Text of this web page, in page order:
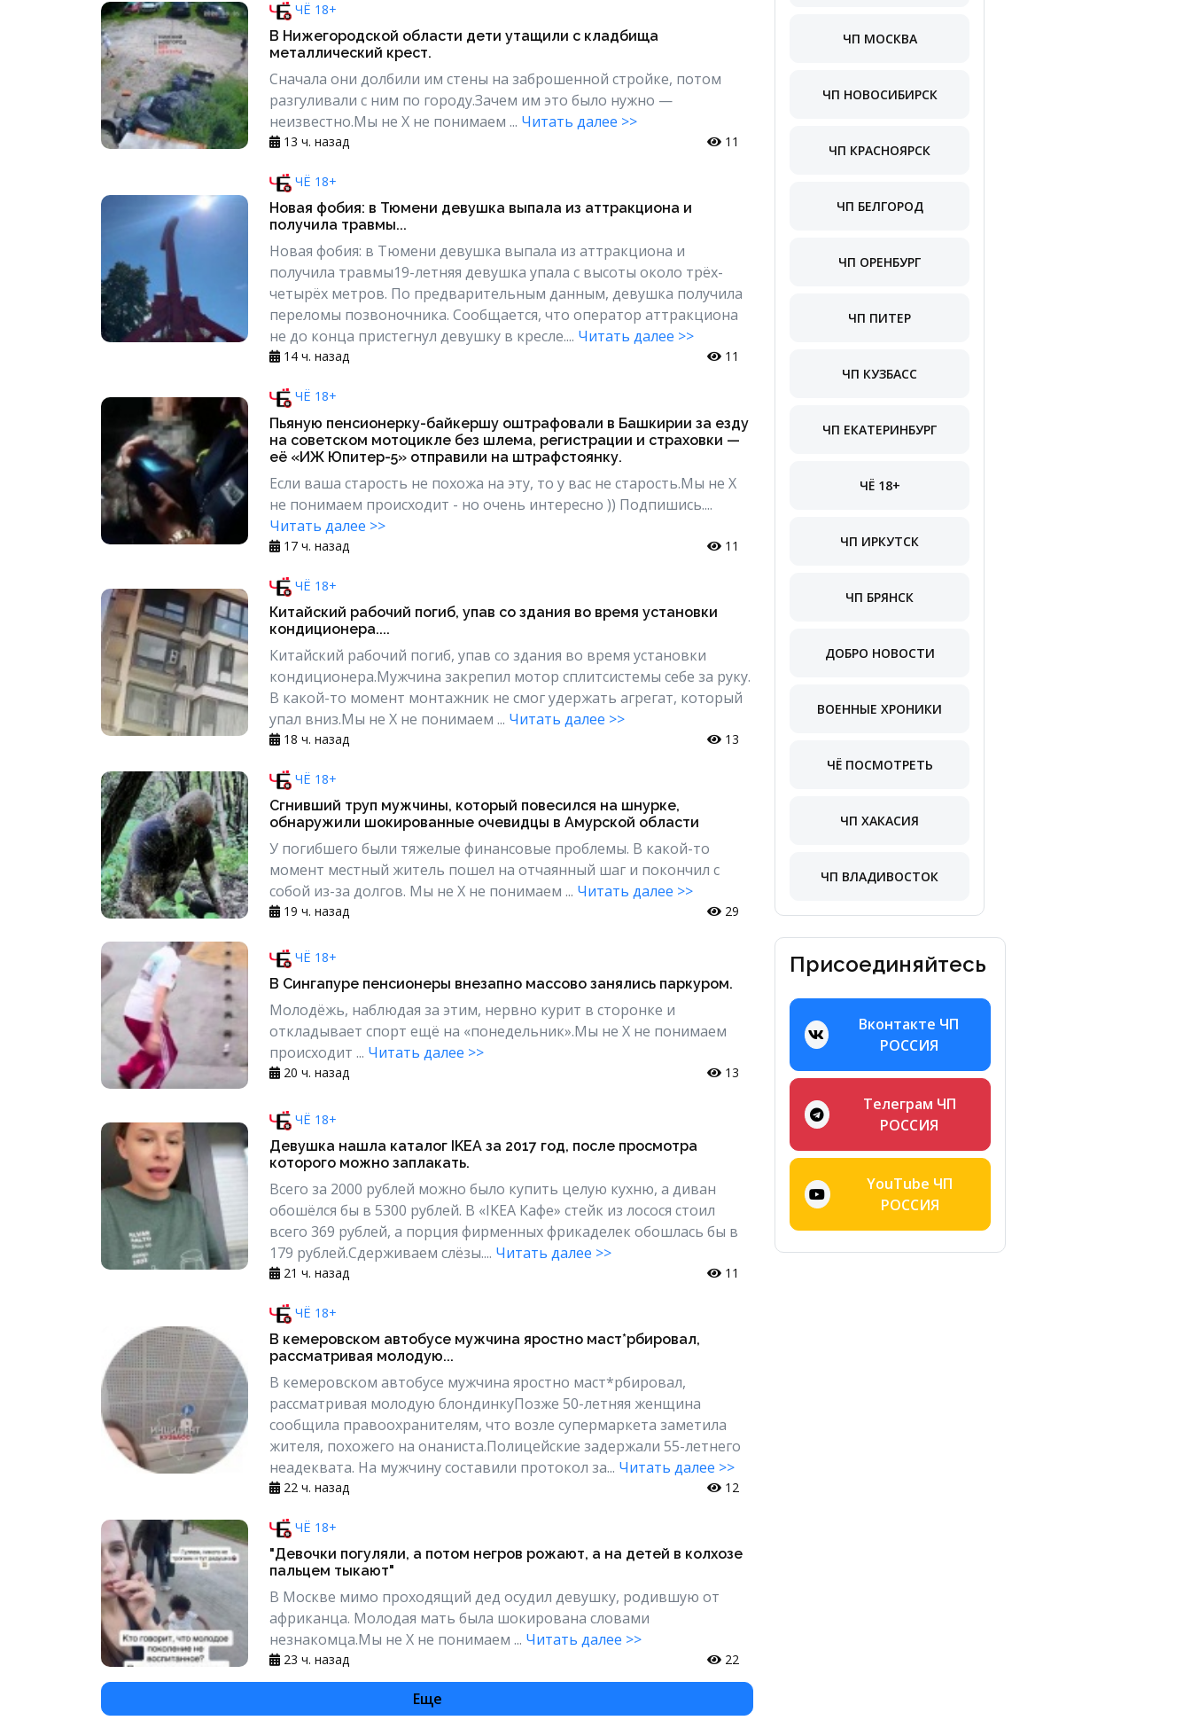
ЧЁ 18+
В Нижегородской области дети утащили с кладбища
металлический крест.
Сначала они долбили им стены на заброшенной стройке, потом
разгуливали с ним по городу.Зачем им это было нужно —
неизвестно.Мы не Х не понимаем ... Читать далее >>
13 ч. назад 11
ЧЁ 18+
Новая фобия: в Тюмени девушка выпала из аттракциона и
получила травмы...
Новая фобия: в Тюмени девушка выпала из аттракциона и
получила травмы19-летняя девушка упала с высоты около трёх-
четырёх метров. По предварительным данным, девушка получила
переломы позвоночника. Сообщается, что оператор аттракциона
не до конца пристегнул девушку в кресле.... Читать далее >>
14 ч. назад 11
ЧЁ 18+
Пьяную пенсионерку-байкершу оштрафовали в Башкирии за езду
на советском мотоцикле без шлема, регистрации и страховки —
её «ИЖ Юпитер-5» отправили на штрафстоянку.
Если ваша старость не похожа на эту, то у вас не старость.Мы не Х
не понимаем происходит - но очень интересно )) Подпишись....
Читать далее >>
17 ч. назад 11
ЧЁ 18+
Китайский рабочий погиб, упав со здания во время установки
кондиционера....
Китайский рабочий погиб, упав со здания во время установки
кондиционера.Мужчина закрепил мотор сплитсистемы себе за руку.
В какой-то момент монтажник не смог удержать агрегат, который
упал вниз.Мы не Х не понимаем ... Читать далее >>
18 ч. назад 13
ЧЁ 18+
Сгнивший труп мужчины, который повесился на шнурке,
обнаружили шокированные очевидцы в Амурской области
У погибшего были тяжелые финансовые проблемы. В какой-то
момент местный житель пошел на отчаянный шаг и покончил с
собой из-за долгов. Мы не Х не понимаем ... Читать далее >>
19 ч. назад 29
ЧЁ 18+
В Сингапуре пенсионеры внезапно массово занялись паркуром.
Молодёжь, наблюдая за этим, нервно курит в сторонке и
откладывает спорт ещё на «понедельник».Мы не Х не понимаем
происходит ... Читать далее >>
20 ч. назад 13
ЧЁ 18+
Девушка нашла каталог IKEA за 2017 год, после просмотра
которого можно заплакать.
Всего за 2000 рублей можно было купить целую кухню, а диван
обошёлся бы в 5300 рублей. В «IKEA Кафе» стейк из лосося стоил
всего 369 рублей, а порция фирменных фрикаделек обошлась бы в
179 рублей.Сдерживаем слёзы.... Читать далее >>
21 ч. назад 11
ЧЁ 18+
В кемеровском автобусе мужчина яростно маст*рбировал,
рассматривая молодую...
В кемеровском автобусе мужчина яростно маст*рбировал,
рассматривая молодую блондинкуПозже 50-летняя женщина
сообщила правоохранителям, что возле супермаркета заметила
жителя, похожего на онаниста.Полицейские задержали 55-летнего
неадеквата. На мужчину составили протокол за... Читать далее >>
22 ч. назад 12
ЧЁ 18+
"Девочки погуляли, а потом негров рожают, а на детей в колхозе
пальцем тыкают"
В Москве мимо проходящий дед осудил девушку, родившую от
африканца. Молодая мать была шокирована словами
незнакомца.Мы не Х не понимаем ... Читать далее >>
23 ч. назад 22
Еще
ЧП МОСКВА
ЧП НОВОСИБИРСК
ЧП КРАСНОЯРСК
ЧП БЕЛГОРОД
ЧП ОРЕНБУРГ
ЧП ПИТЕР
ЧП КУЗБАСС
ЧП ЕКАТЕРИНБУРГ
ЧЁ 18+
ЧП ИРКУТСК
ЧП БРЯНСК
ДОБРО НОВОСТИ
ВОЕННЫЕ ХРОНИКИ
ЧЁ ПОСМОТРЕТЬ
ЧП ХАКАСИЯ
ЧП ВЛАДИВОСТОК
Присоединяйтесь
Вконтакте ЧП
РОССИЯ
Телеграм ЧП
РОССИЯ
YouTube ЧП
РОССИЯ